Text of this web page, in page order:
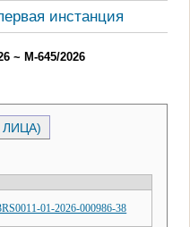
инстанция
~ М-645/2026
01-2026-000986-38